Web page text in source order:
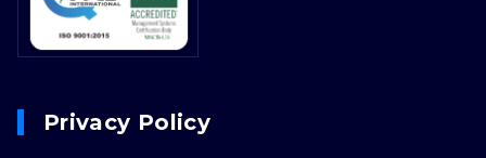
Privacy Policy